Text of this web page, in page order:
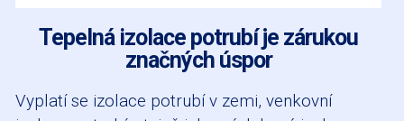
Tepelná izolace potrubí je zárukou
značných úspor
Vyplatí se izolace potrubí v zemi, venkovní